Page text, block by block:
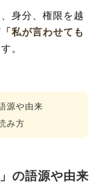
反対語
の英語と解釈
身分、権限を越
「私が言わせても
。
源や由来
み方
の語源や由来